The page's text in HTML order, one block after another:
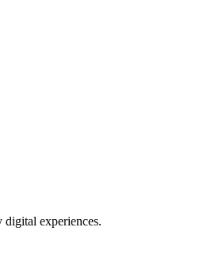
digital experiences.